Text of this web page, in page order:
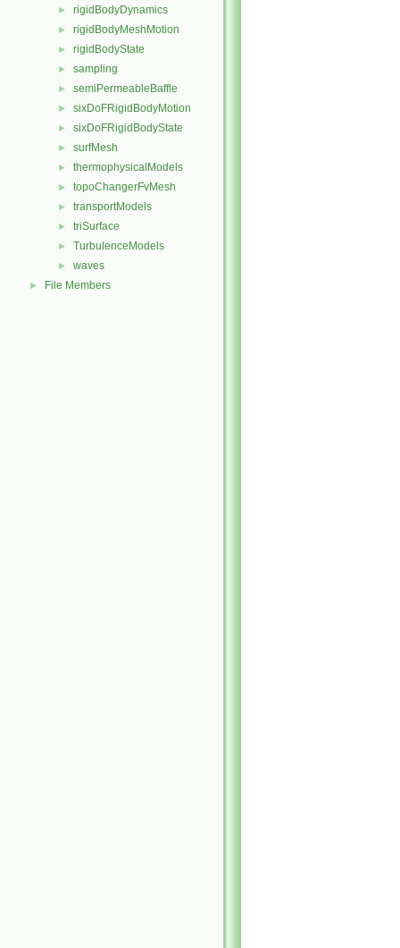
► rigidBodyDynamics
► rigidBodyMeshMotion
► rigidBodyState
► sampling
► semiPermeableBaffle
► sixDoFRigidBodyMotion
► sixDoFRigidBodyState
► surfMesh
► thermophysicalModels
► topoChangerFvMesh
► transportModels
► triSurface
► TurbulenceModels
► waves
► File Members